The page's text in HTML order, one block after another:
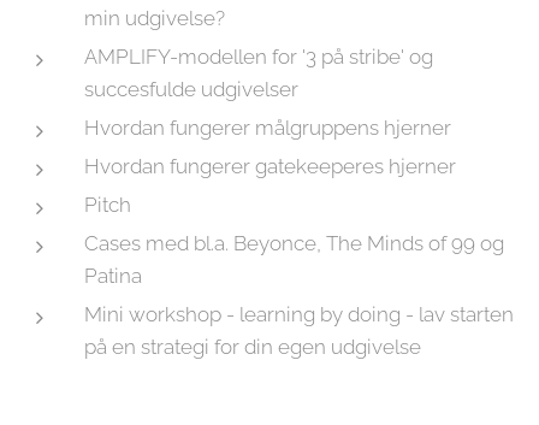
min udgivelse?
AMPLIFY-modellen for '3 på stribe' og
succesfulde udgivelser
Hvordan fungerer målgruppens hjerner
Hvordan fungerer gatekeeperes hjerner
Pitch
Cases med bl.a. Beyonce, The Minds of 99 og
Patina
Mini workshop - learning by doing - lav starten
på en strategi for din egen udgivelse